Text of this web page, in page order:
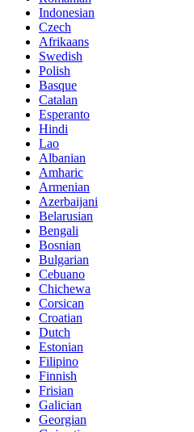
Indonesian
Czech
Afrikaans
Swedish
Polish
Basque
Catalan
Esperanto
Hindi
Lao
Albanian
Amharic
Armenian
Azerbaijani
Belarusian
Bengali
Bosnian
Bulgarian
Cebuano
Chichewa
Corsican
Croatian
Dutch
Estonian
Filipino
Finnish
Frisian
Galician
Georgian